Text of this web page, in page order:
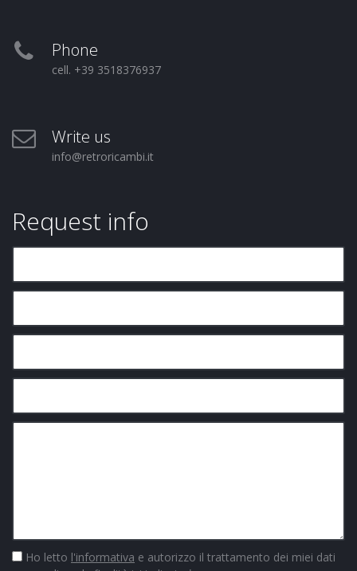
Phone
cell. +39 3518376937
Write us
info@retroricambi.it
Request info
Ho letto l'informativa e autorizzo il trattamento dei miei dati